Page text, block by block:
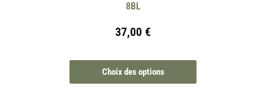
8BL
37,00 €
Choix des options